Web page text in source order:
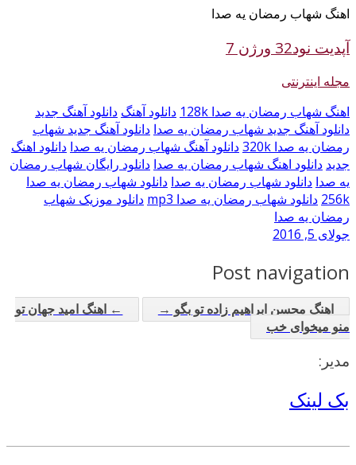
اهنگ شهاب رمضان یه صدا
آپدیت نود32 ورژن 7
مجله اینترنتی
اهنگ شهاب رمضان یه صدا 128k
دانلود آهنگ دانلود آهنگ جدید
دانلود آهنگ جدید شهاب رمضان یه صدا دانلود آهنگ جدید شهاب
رمضان یه صدا 320k
دانلود آهنگ شهاب رمضان یه صدا دانلود اهنگ
جدید دانلود اهنگ شهاب رمضان یه صدا دانلود رایگان شهاب رمضان
یه صدا دانلود شهاب رمضان یه صدا دانلود شهاب رمضان یه صدا
256k دانلود شهاب رمضان یه صدا mp3
دانلود موزیک شهاب
رمضان یه صدا
جولای 5, 2016
Post navigation
اهنگ محسن ابراهیم زاده تو بگو →
← اهنگ امید جهان تو
منو میخوای خب
مدیر:
بک لینک